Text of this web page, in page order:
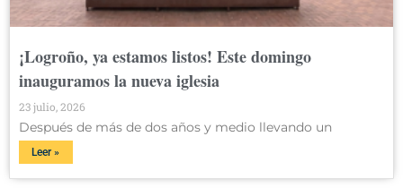
¡Logroño, ya estamos listos! Este domingo
inauguramos la nueva iglesia
23 julio, 2026
Después de más de dos años y medio llevando un
Leer »